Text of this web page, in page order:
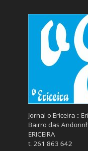
Jornal o Ericeira ::
Bairro das
ERICEIRA
t. 261 863 642